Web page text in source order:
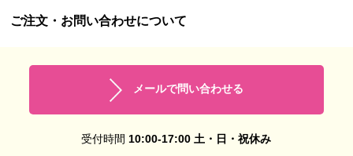
ご注文・お問い合わせについて
メールで問い合わせる
受付時間 10:00-17:00 土・日・祝休み